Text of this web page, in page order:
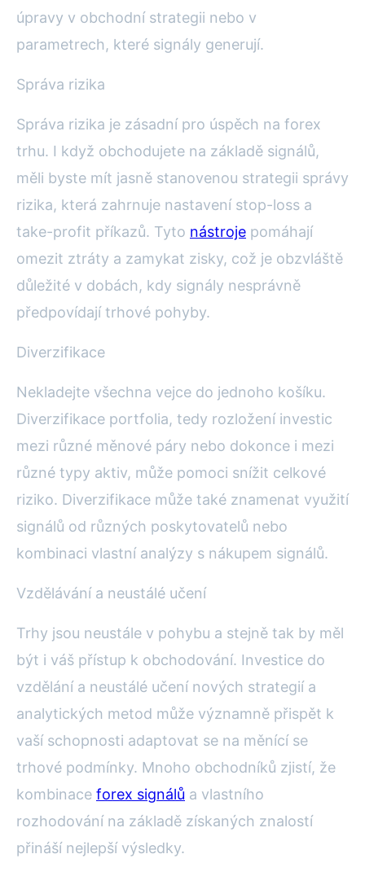
úpravy v obchodní strategii nebo v
parametrech, které signály generují.
Správa rizika
Správa rizika je zásadní pro úspěch na forex
trhu. I když obchodujete na základě signálů,
měli byste mít jasně stanovenou strategii správy
rizika, která zahrnuje nastavení stop-loss a
take-profit příkazů. Tyto nástroje pomáhají
omezit ztráty a zamykat zisky, což je obzvláště
důležité v dobách, kdy signály nesprávně
předpovídají trhové pohyby.
Diverzifikace
Nekladejte všechna vejce do jednoho košíku.
Diverzifikace portfolia, tedy rozložení investic
mezi různé měnové páry nebo dokonce i mezi
různé typy aktiv, může pomoci snížit celkové
riziko. Diverzifikace může také znamenat využití
signálů od různých poskytovatelů nebo
kombinaci vlastní analýzy s nákupem signálů.
Vzdělávání a neustálé učení
Trhy jsou neustále v pohybu a stejně tak by měl
být i váš přístup k obchodování. Investice do
vzdělání a neustálé učení nových strategií a
analytických metod může významně přispět k
vaší schopnosti adaptovat se na měnící se
trhové podmínky. Mnoho obchodníků zjistí, že
kombinace forex signálů a vlastního
rozhodování na základě získaných znalostí
přináší nejlepší výsledky.